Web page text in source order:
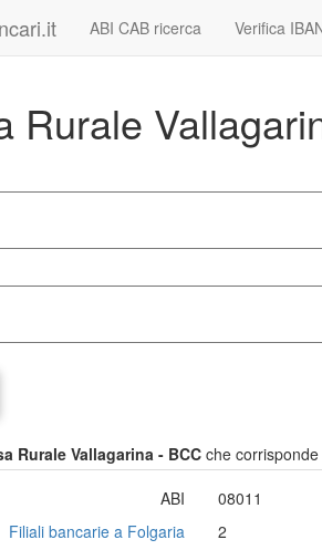
ABI CAB ricerca Verifica
Rurale
Rurale Vallagarina - BCC che corrisponde
ABI
08011
Filiali bancarie a Folgaria
2